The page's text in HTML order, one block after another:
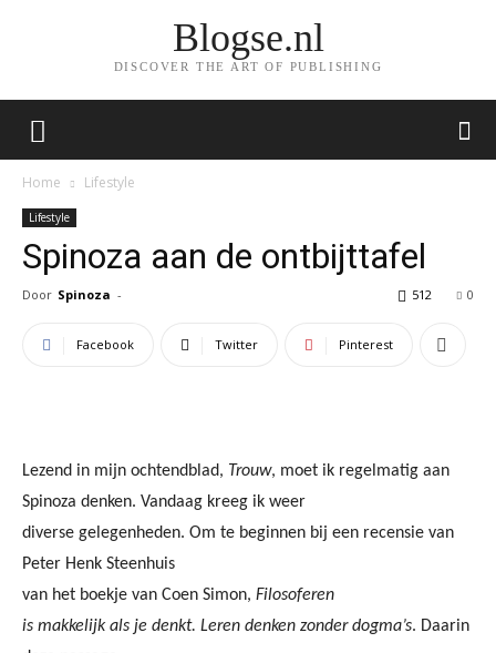
Blogse.nl
DISCOVER THE ART OF PUBLISHING
Home Lifestyle
Lifestyle
Spinoza aan de ontbijttafel
Door Spinoza - 0
512
Facebook Twitter Pinterest
Lezend in mijn ochtendblad, Trouw, moet ik regelmatig aan
Spinoza denken. Vandaag kreeg ik weer
diverse gelegenheden. Om te beginnen bij een recensie van
Peter Henk Steenhuis
van het boekje van Coen Simon, Filosoferen
is makkelijk als je denkt. Leren denken zonder dogma’s. Daarin